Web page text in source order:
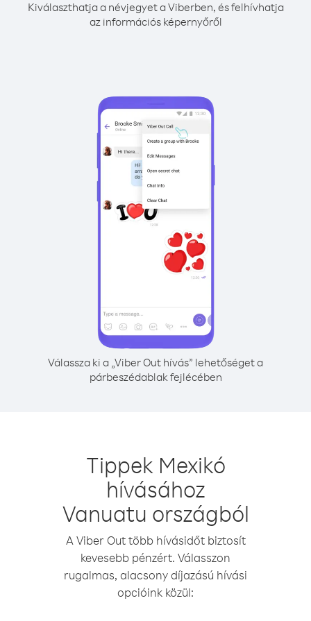
Kiválaszthatja a névjegyet a Viberben, és felhívhatja
az információs képernyőről
Válassza ki a „Viber Out hívás” lehetőséget a
párbeszédablak fejlécében
Tippek Mexikó
hívásához
Vanuatu országból
A Viber Out több hívásidőt biztosít
kevesebb pénzért. Válasszon
rugalmas, alacsony díjazású hívási
opcióink közül: